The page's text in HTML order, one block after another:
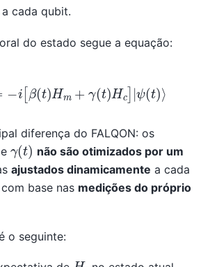
cada qubit.
do estado segue a equação:
diferença do FALQON: os
e γ(t) não são otimizados por um
ajustados dinamicamente a cada
base nas medições do próprio
o seguinte:
Hc